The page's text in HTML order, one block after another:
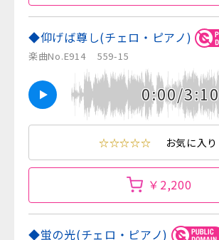
◆仰げば尊し(チェロ・ピアノ)
楽曲No.E914 559-15
0:00/3:10
☆☆☆☆☆ お気に入り
￥2,200
◆蛍の光(チェロ・ピアノ)